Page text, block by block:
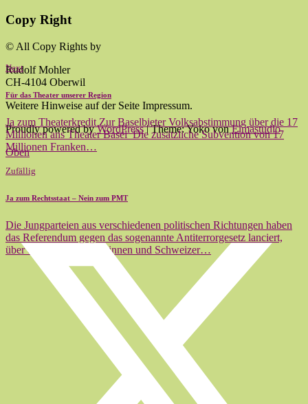
Copy Right
© All Copy Rights by
Rudolf Mohler
CH-4104 Oberwil
Weitere Hinweise auf der Seite Impressum.
Proudly powered byWordPress|Theme: Yoko vonElmastudio
Oben
Next
Für das Theater unserer Region
Ja zum Theaterkredit Zur Baselbieter Volksabstimmung über die 17
Millionen ans Theater Basel Die zusätzliche Subvention von 17
Millionen Franken…
Zufällig
Ja zum Rechtsstaat – Nein zum PMT
Die Jungparteien aus verschiedenen politischen Richtungen haben
das Referendum gegen das sogenannte Antiterrorgesetz lanciert,
über das die Schweizerinnen und Schweizer…